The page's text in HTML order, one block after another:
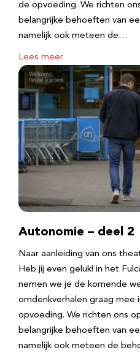
de opvoeding. We richten
belangrijke behoeften van
namelijk ook meteen de…
Lees meer
Autonomie – deel 2
Naar aanleiding van ons
Heb jij even geluk! in het
nemen we je de komende
omdenkverhalen graag mee
opvoeding. We richten ons
belangrijke behoeften van
namelijk ook meteen de